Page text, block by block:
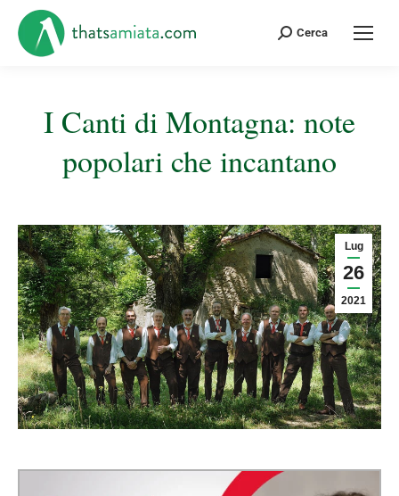
Cerca:
Cerca
I Canti di Montagna: note
popolari che incantano
Lug
26
2021